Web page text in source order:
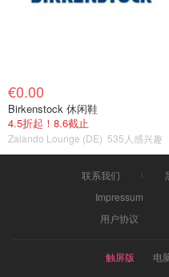
€0.00
Birkenstock 休闲鞋
4.5折起！8.6截止
Zalando Lounge (DE) 535人感兴趣
联系我们
Impressum
用户协议
触屏版 电